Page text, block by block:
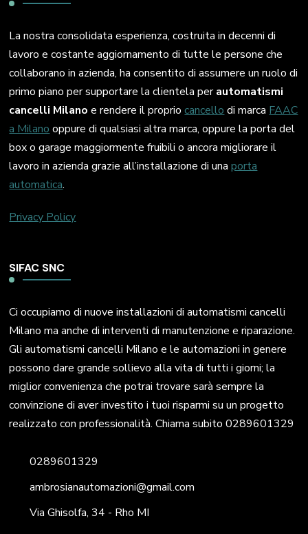
La nostra consolidata esperienza, costruita in decenni di
lavoro e costante aggiornamento di tutte le persone che
collaborano in azienda, ha consentito di assumere un ruolo di
primo piano per supportare la clientela perautomatismi
cancelli Milano e rendere il propriocancello di marca FAAC
a Milano oppure di qualsiasi altra marca, oppure la porta del
box o garage maggiormente fruibili o ancora migliorare il
lavoro in azienda grazie all’installazione di unaporta
automatica.
Privacy Policy
SIFAC SNC
Ci occupiamo di nuove installazioni di automatismi cancelli
Milano ma anche di interventi di manutenzione e riparazione.
Gli automatismi cancelli Milano e le automazioni in genere
possono dare grande sollievo alla vita di tutti i giorni; la
miglior convenienza che potrai trovare sarà sempre la
convinzione di aver investito i tuoi risparmi su un progetto
realizzato con professionalità. Chiama subito 0289601329
0289601329
ambrosianautomazioni@gmail.com
Via Ghisolfa, 34 - Rho MI